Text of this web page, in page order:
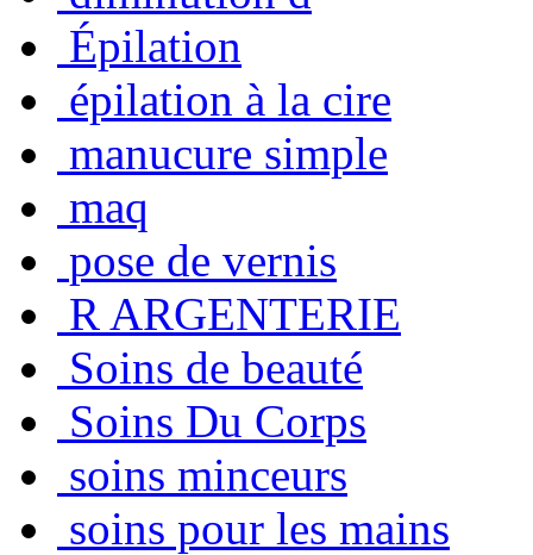
Épilation
épilation à la cire
manucure simple
maq
pose de vernis
R ARGENTERIE
Soins de beauté
Soins Du Corps
soins minceurs
soins pour les mains